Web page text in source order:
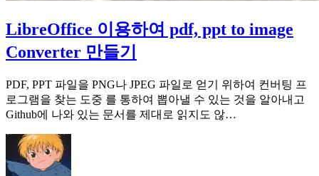
LibreOffice 이용하여 pdf, ppt to image
Converter 만들기
PDF, PPT 파일을 PNG나 JPEG 파일로 얻기 위하여 컨버팅 프
로그램을 찾는 도중 를 통하여 뽑아낼 수 있는 것을 알아내고
Github에 나와 있는 문서를 제대로 읽지도 않…